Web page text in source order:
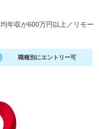
動画で対策講座をチェック
年収が600万円以上 ／ リモー
職種別にエントリー可